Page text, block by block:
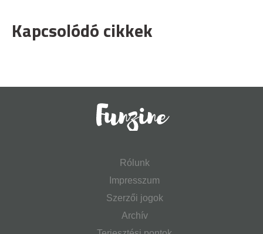
Kapcsolódó cikkek
Rólunk
Impresszum
Szerzői jogok
Archív